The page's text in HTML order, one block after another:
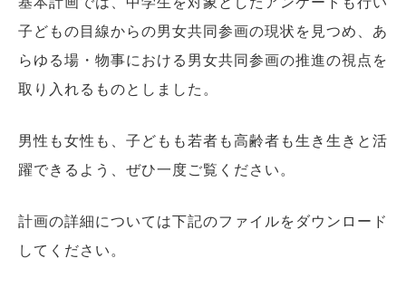
子どもの目線からの男女共同参画の現状を見つめ、あ
らゆる場・物事における男女共同参画の推進の視点を
取り入れるものとしました。
男性も女性も、子どもも若者も高齢者も生き生きと活
躍できるよう、ぜひ一度ご覧ください。
計画の詳細については下記のファイルをダウンロード
してください。